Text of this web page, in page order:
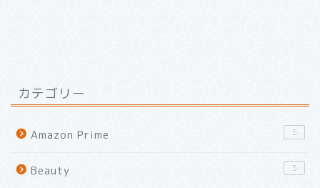
カテゴリー
Amazon Prime 5
Beauty 5